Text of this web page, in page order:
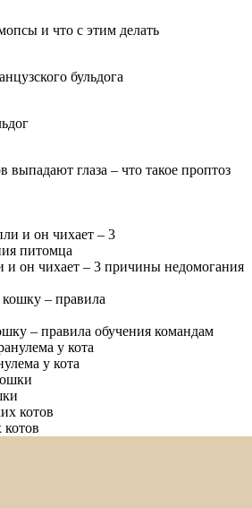
и что с этим делать
бульдога
выпадают глаза – что такое проптоз
и он чихает – 3 причины недомогания
– правила обучения командам
у кота
котов